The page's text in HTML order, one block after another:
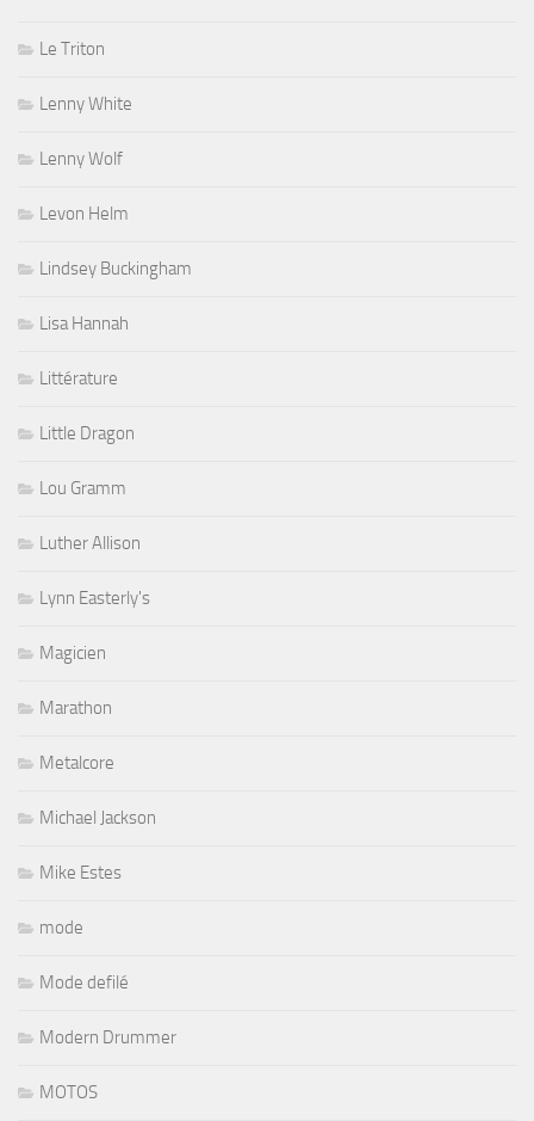
Le Triton
Lenny White
Lenny Wolf
Levon Helm
Lindsey Buckingham
Lisa Hannah
Littérature
Little Dragon
Lou Gramm
Luther Allison
Lynn Easterly's
Magicien
Marathon
Metalcore
Michael Jackson
Mike Estes
mode
Mode defilé
Modern Drummer
MOTOS